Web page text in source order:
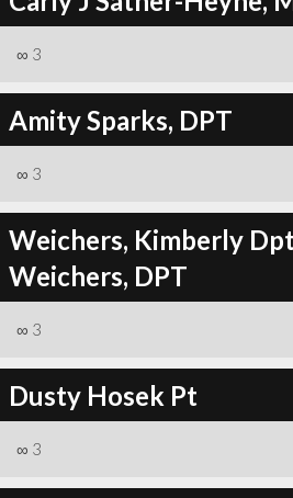
∞ 3
Amity Sparks, DPT
∞ 3
Weichers, Kimberly
Weichers, DPT
∞ 3
Dusty Hosek Pt
∞ 3